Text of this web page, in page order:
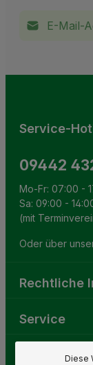
Service-
09442
Mo-Fr: 07:00 -
Sa: 09:00 -
(mit
Oder über
Rechtliche
Service
Gartenwelt
Diese